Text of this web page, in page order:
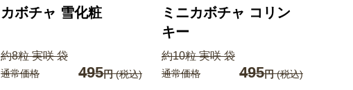
カボチャ 雪化粧
約8粒 実咲 袋
通常価格 495円(税込)
ミニカボチャ コリン
キー
約10粒 実咲 袋
通常価格 495円(税込)